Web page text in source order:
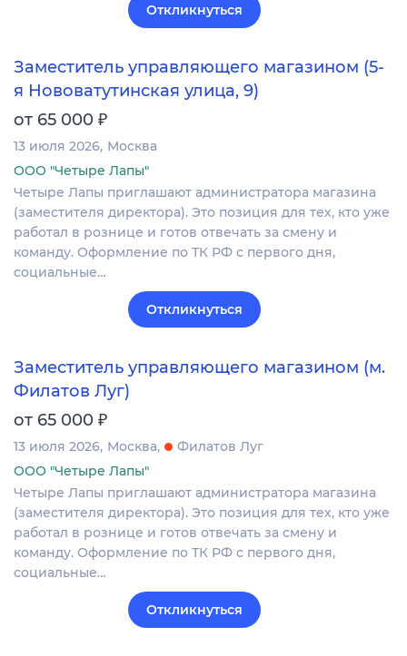
Откликнуться
Заместитель управляющего магазином (5-
я Нововатутинская улица, 9)
от 65 000 ₽
13 июля 2026 Москва
ООО "Четыре Лапы"
Четыре Лапы приглашают администратора магазина
(заместителя директора). Это позиция для тех, кто уже
работал в рознице и готов отвечать за смену и
команду. Оформление по ТК РФ с первого дня,
социальные…
Откликнуться
Заместитель управляющего магазином (м.
Филатов Луг)
от 65 000 ₽
13 июля 2026 Москва
Филатов Луг
ООО "Четыре Лапы"
Четыре Лапы приглашают администратора магазина
(заместителя директора). Это позиция для тех, кто уже
работал в рознице и готов отвечать за смену и
команду. Оформление по ТК РФ с первого дня,
социальные…
Откликнуться